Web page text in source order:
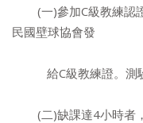
(一)參加C級教練認證
民國壁球協會發
給C級教練證。測驗
(二)缺課達4小時者，